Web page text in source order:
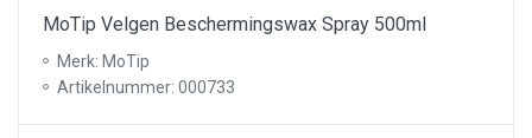
MoTip Velgen Beschermingswax Spray 500ml
Merk: MoTip
Artikelnummer: 000733